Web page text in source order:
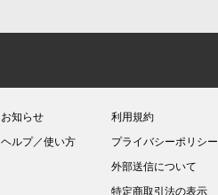
お知らせ
ヘルプ／使い方
利用規約
プライバシーポリシー
外部送信について
特定商取引法の表示